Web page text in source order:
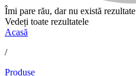
Îmi pare rău, dar nu există rezultate
Vedeți toate rezultatele
Acasă
/
Produse